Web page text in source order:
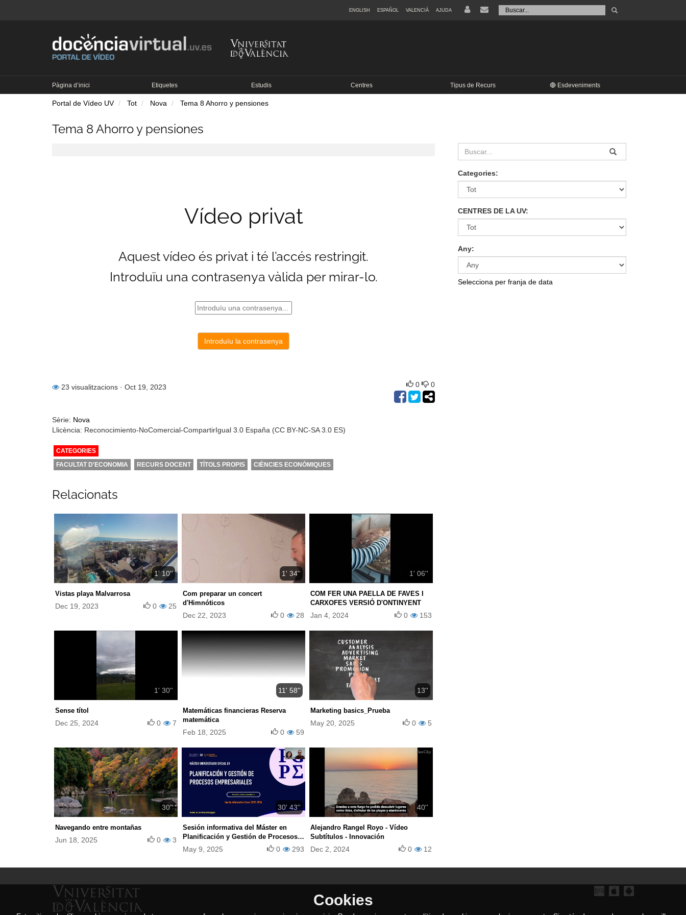
Buscar
Tramet
ENGLISH ESPAÑOL VALENCIÀ AJUDA
Pàgina d’inici Etiquetes Estudis Centres Tipus de Recurs 🔴 Esdeveniments
Portal de Vídeo UV Tot Nova Tema 8 Ahorro y pensiones
Tema 8 Ahorro y pensiones
23 visualitzacions · Oct 19, 2023 0 0
Sèrie: Nova
Llicència: Reconocimiento-NoComercial-CompartirIgual 3.0 España (CC BY-NC-SA 3.0 ES)
CATEGORIES
FACULTAT D'ECONOMIA
RECURS DOCENT TÍTOLS PROPIS CIÈNCIES ECONÒMIQUES
Relacionats
1' 10''
Vistas playa Malvarrosa
Dec 19, 2023 25
0
1' 34''
Com preparar un concert
d'Himnóticos
Dec 22, 2023 28
0
1' 06''
COM FER UNA PAELLA DE FAVES I
CARXOFES VERSIÓ D'ONTINYENT
Jan 4, 2024 153
0
1' 30''
Sense títol
Dec 25, 2024 7
0
11' 58''
Matemáticas financieras Reserva
matemática
Feb 18, 2025 59
0
13''
Marketing basics_Prueba
May 20, 2025 5
0
30''
Navegando entre montañas
Jun 18, 2025 3
0
30' 43''
Sesión informativa del Máster en
Planificación y Gestión de Procesos
Empresariales - Curso 25/26
May 9, 2025 293
0
40''
Alejandro Rangel Royo - Vídeo
Subtítulos - Innovación
Dec 2, 2024 12
0
Categories:
CENTRES DE LA UV:
Any:
Selecciona per franja de data
Cookies